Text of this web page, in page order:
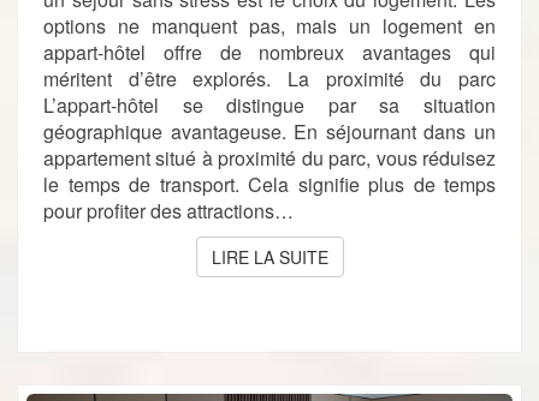
options ne manquent pas, mais un logement en
appart-hôtel offre de nombreux avantages qui
méritent d’être explorés. La proximité du parc
L’appart-hôtel se distingue par sa situation
géographique avantageuse. En séjournant dans un
appartement situé à proximité du parc, vous réduisez
le temps de transport. Cela signifie plus de temps
pour profiter des attractions…
LIRE LA SUITELIRE LA SUITE